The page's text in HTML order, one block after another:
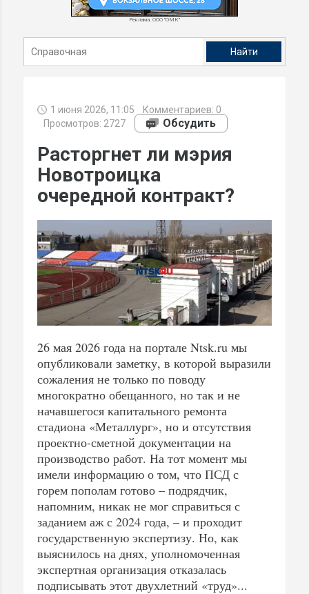
Реклама. ООО "ОМК"
1 июня 2026, 11:05 Комментариев: 0
Просмотров: 2727
Обсудить
Расторгнет ли мэрия
Новотроицка
очередной контракт?
26 мая 2026 года на портале Ntsk.ru мы
опубликовали заметку, в которой выразили
сожаления не только по поводу
многократно обещанного, но так и не
начавшегося капитального ремонта
стадиона «Металлург», но и отсутствия
проектно-сметной документации на
производство работ. На тот момент мы
имели информацию о том, что ПСД с
горем пополам готово – подрядчик,
напомним, никак не мог справиться с
заданием аж с 2024 года, – и проходит
государственную экспертизу. Но, как
выяснилось на днях, уполномоченная
экспертная организация отказалась
подписывать этот двухлетний «труд»...